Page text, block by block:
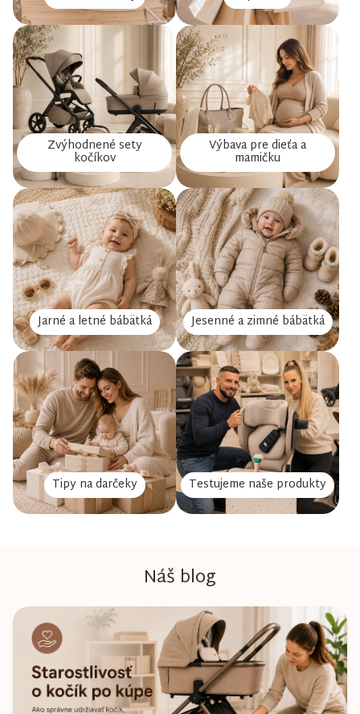
Zvýhodnené sety
kočíkov
Výbava pre dieťa a
mamičku
Jarné a letné bábätká Jesenné a zimné bábätká
Tipy na darčeky Testujeme naše produkty
Náš blog